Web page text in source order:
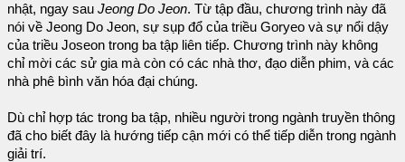
nhật, ngay sau Jeong Do Jeon. Từ tập đầu, chương trình này đã
nói về Jeong Do Jeon, sự sụp đổ của triều Goryeo và sự nổi dậy
của triều Joseon trong ba tập liên tiếp. Chương trình này không
chỉ mời các sử gia mà còn có các nhà thơ, đạo diễn phim, và các
nhà phê bình văn hóa đại chúng.
Dù chỉ hợp tác trong ba tập, nhiều người trong ngành truyền thông
đã cho biết đây là hướng tiếp cận mới có thể tiếp diễn trong ngành
giải trí.